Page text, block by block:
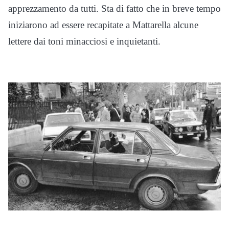
apprezzamento da tutti. Sta di fatto che in breve tempo
iniziarono ad essere recapitate a Mattarella alcune
lettere dai toni minacciosi e inquietanti.